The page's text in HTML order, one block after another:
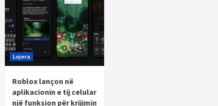
Lojera
Roblox lançon në
aplikacionin e tij celular
një funksion për krijimin